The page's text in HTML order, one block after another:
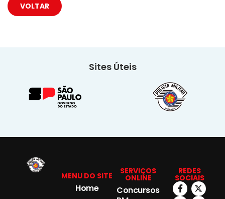
VOLTAR
Sites Úteis
MENU DO SITE
Home
SERVIÇOS
ONLINE
Concursos
REDES
SOCIAIS